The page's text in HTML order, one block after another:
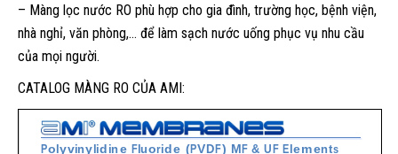
– Màng lọc nước RO phù hợp cho gia đình, trường học, bệnh viện,
nhà nghỉ, văn phòng,… để làm sạch nước uống phục vụ nhu cầu
của mọi người.
CATALOG MÀNG RO CỦA AMI: